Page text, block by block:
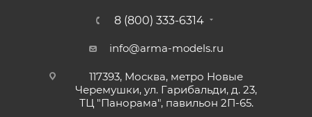
8 (800) 333-6314
info@arma-models.ru
117393, Москва, метро Новые
Черемушки, ул. Гарибальди, д. 23,
ТЦ "Панорама", павильон 2П-65.